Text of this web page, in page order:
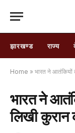
झारखण्ड राज्य
Home » भारत ने आतंकियों
भारत ने
लिखी